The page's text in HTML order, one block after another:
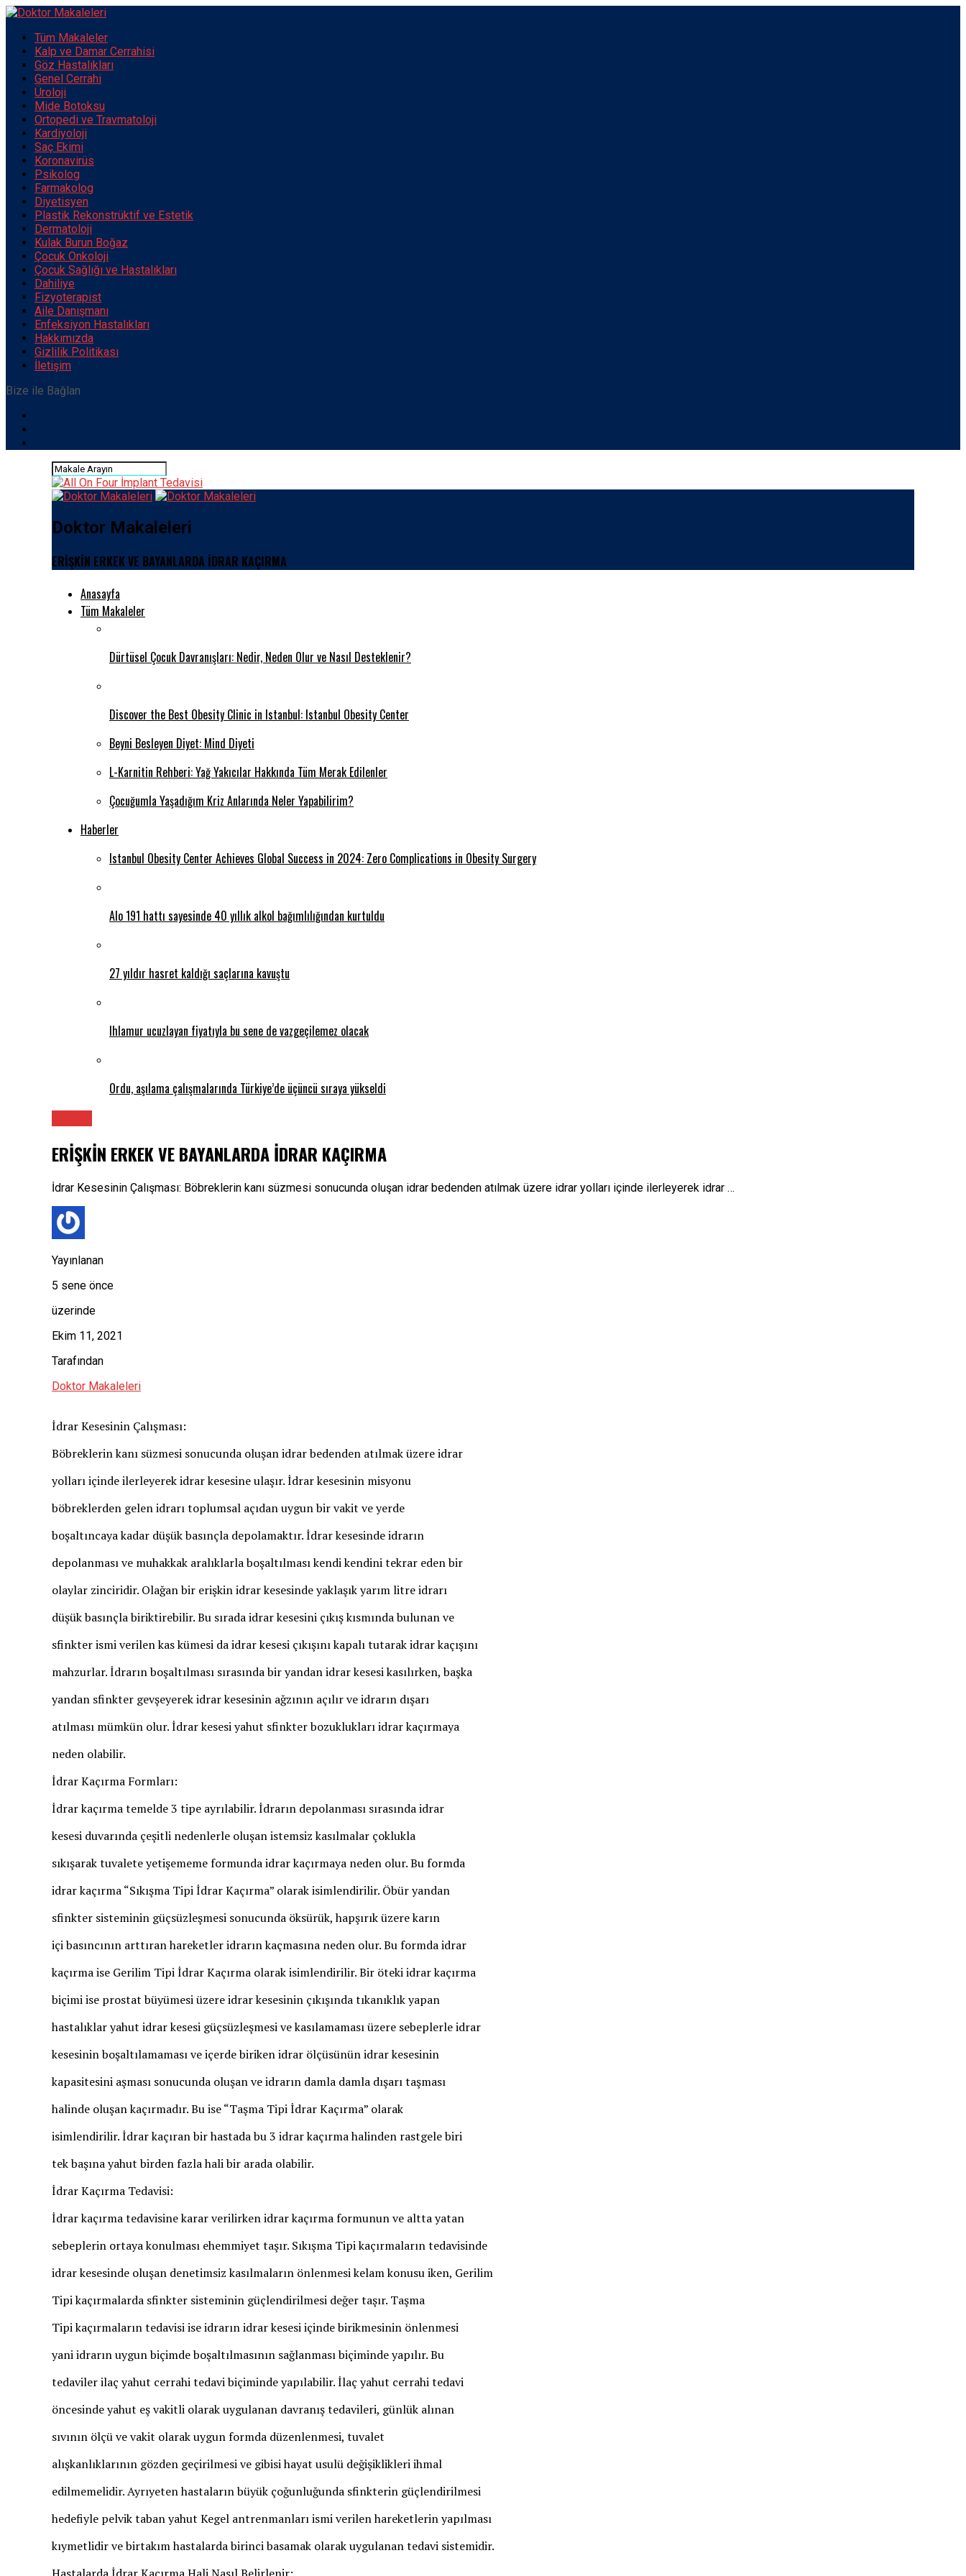
Tüm Makaleler
Kalp ve Damar Cerrahisi
Göz Hastalıkları
Genel Cerrahi
Üroloji
Mide Botoksu
Ortopedi ve Travmatoloji
Kardiyoloji
Saç Ekimi
Koronavirüs
Psikolog
Farmakolog
Diyetisyen
Plastik Rekonstrüktif ve Estetik
Dermatoloji
Kulak Burun Boğaz
Çocuk Onkoloji
Çocuk Sağlığı ve Hastalıkları
Dahiliye
Fizyoterapist
Aile Danışmanı
Enfeksiyon Hastalıkları
Hakkımızda
Gizlilik Politikası
İletişim
Bize ile Bağlan
Doktor Makaleleri
ERİŞKİN ERKEK VE BAYANLARDA İDRAR KAÇIRMA
Anasayfa
Tüm Makaleler
Dürtüsel Çocuk Davranışları: Nedir, Neden Olur ve Nasıl Desteklenir?
Discover the Best Obesity Clinic in Istanbul: Istanbul Obesity Center
Beyni Besleyen Diyet: Mind Diyeti
L-Karnitin Rehberi: Yağ Yakıcılar Hakkında Tüm Merak Edilenler
Çocuğumla Yaşadığım Kriz Anlarında Neler Yapabilirim?
Haberler
Istanbul Obesity Center Achieves Global Success in 2024: Zero Complications in Obesity Surgery
Alo 191 hattı sayesinde 40 yıllık alkol bağımlılığından kurtuldu
27 yıldır hasret kaldığı saçlarına kavuştu
Ihlamur ucuzlayan fiyatıyla bu sene de vazgeçilemez olacak
Ordu, aşılama çalışmalarında Türkiye’de üçüncü sıraya yükseldi
ERİŞKİN ERKEK VE BAYANLARDA İDRAR KAÇIRMA
İdrar Kesesinin Çalışması: Böbreklerin kanı süzmesi sonucunda oluşan idrar bedenden atılmak üzere idrar yolları içinde ilerleyerek idrar …
Yayınlanan
5 sene önce
üzerinde
Ekim 11, 2021
Tarafından
Doktor Makaleleri
İdrar Kesesinin Çalışması:
Böbreklerin kanı süzmesi sonucunda oluşan idrar bedenden atılmak üzere idrar
yolları içinde ilerleyerek idrar kesesine ulaşır. İdrar kesesinin misyonu
böbreklerden gelen idrarı toplumsal açıdan uygun bir vakit ve yerde
boşaltıncaya kadar düşük basınçla depolamaktır. İdrar kesesinde idrarın
depolanması ve muhakkak aralıklarla boşaltılması kendi kendini tekrar eden bir
olaylar zinciridir. Olağan bir erişkin idrar kesesinde yaklaşık yarım litre idrarı
düşük basınçla biriktirebilir. Bu sırada idrar kesesini çıkış kısmında bulunan ve
sfinkter ismi verilen kas kümesi da idrar kesesi çıkışını kapalı tutarak idrar kaçışını
mahzurlar. İdrarın boşaltılması sırasında bir yandan idrar kesesi kasılırken, başka
yandan sfinkter gevşeyerek idrar kesesinin ağzının açılır ve idrarın dışarı
atılması mümkün olur. İdrar kesesi yahut sfinkter bozuklukları idrar kaçırmaya
neden olabilir.
İdrar Kaçırma Formları:
İdrar kaçırma temelde 3 tipe ayrılabilir. İdrarın depolanması sırasında idrar
kesesi duvarında çeşitli nedenlerle oluşan istemsiz kasılmalar çoklukla
sıkışarak tuvalete yetişememe formunda idrar kaçırmaya neden olur. Bu formda
idrar kaçırma “Sıkışma Tipi İdrar Kaçırma” olarak isimlendirilir. Öbür yandan
sfinkter sisteminin güçsüzleşmesi sonucunda öksürük, hapşırık üzere karın
içi basıncının arttıran hareketler idrarın kaçmasına neden olur. Bu formda idrar
kaçırma ise Gerilim Tipi İdrar Kaçırma olarak isimlendirilir. Bir öteki idrar kaçırma
biçimi ise prostat büyümesi üzere idrar kesesinin çıkışında tıkanıklık yapan
hastalıklar yahut idrar kesesi güçsüzleşmesi ve kasılamaması üzere sebeplerle idrar
kesesinin boşaltılamaması ve içerde biriken idrar ölçüsünün idrar kesesinin
kapasitesini aşması sonucunda oluşan ve idrarın damla damla dışarı taşması
halinde oluşan kaçırmadır. Bu ise “Taşma Tipi İdrar Kaçırma” olarak
isimlendirilir. İdrar kaçıran bir hastada bu 3 idrar kaçırma halinden rastgele biri
tek başına yahut birden fazla hali bir arada olabilir.
İdrar Kaçırma Tedavisi:
İdrar kaçırma tedavisine karar verilirken idrar kaçırma formunun ve altta yatan
sebeplerin ortaya konulması ehemmiyet taşır. Sıkışma Tipi kaçırmaların tedavisinde
idrar kesesinde oluşan denetimsiz kasılmaların önlenmesi kelam konusu iken, Gerilim
Tipi kaçırmalarda sfinkter sisteminin güçlendirilmesi değer taşır. Taşma
Tipi kaçırmaların tedavisi ise idrarın idrar kesesi içinde birikmesinin önlenmesi
yani idrarın uygun biçimde boşaltılmasının sağlanması biçiminde yapılır. Bu
tedaviler ilaç yahut cerrahi tedavi biçiminde yapılabilir. İlaç yahut cerrahi tedavi
öncesinde yahut eş vakitli olarak uygulanan davranış tedavileri, günlük alınan
sıvının ölçü ve vakit olarak uygun formda düzenlenmesi, tuvalet
alışkanlıklarının gözden geçirilmesi ve gibisi hayat usulü değişiklikleri ihmal
edilmemelidir. Ayrıyeten hastaların büyük çoğunluğunda sfinkterin güçlendirilmesi
hedefiyle pelvik taban yahut Kegel antrenmanları ismi verilen hareketlerin yapılması
kıymetlidir ve birtakım hastalarda birinci basamak olarak uygulanan tedavi sistemidir.